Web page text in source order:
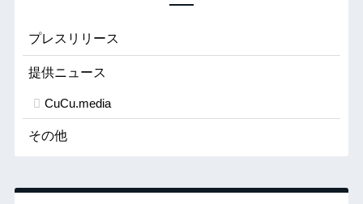
プレスリリース
提供ニュース
CuCu.media
その他